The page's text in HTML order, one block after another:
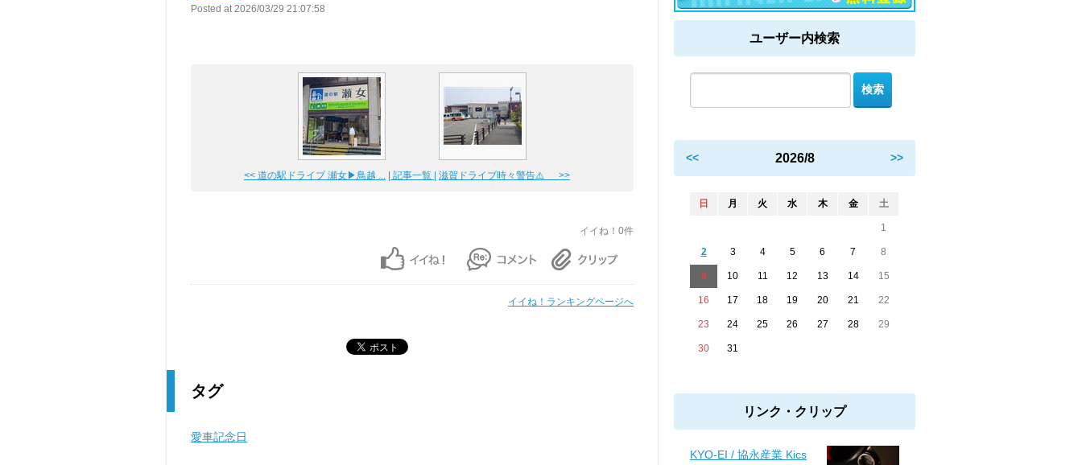
Posted at 2026/03/29 21:07:58
<< 道の駅ドライブ 瀬女▶鳥越 ... | 記事一覧 | 滋賀ドライブ時々警告⚠️ >>
イイね！0件
イイね！ランキングページへ
タグ
愛車記念日
ユーザー内検索
<< 2026/8 >>
日 月 火 水 木 金 土
1
2 3 4 5 6 7 8
9 10 11 12 13 14 15
16 17 18 19 20 21 22
23 24 25 26 27 28 29
30 31
リンク・クリップ
KYO-EI / 協永産業 Kics